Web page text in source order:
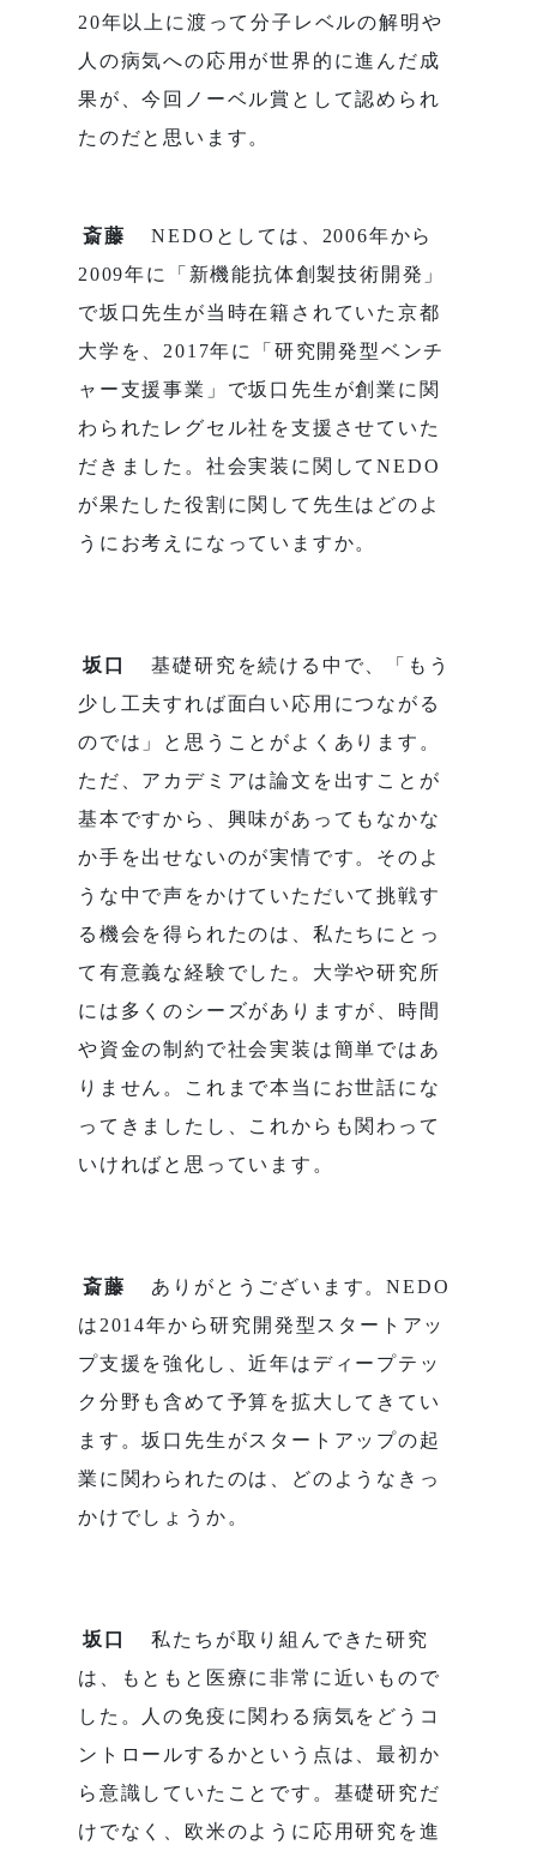
20年以上に渡って分子レベルの解明や
人の病気への応用が世界的に進んだ成
果が、今回ノーベル賞として認められ
たのだと思います。
斎藤
NEDOとしては、2006年から
2009年に「新機能抗体創製技術開発」
で坂口先生が当時在籍されていた京都
大学を、2017年に「研究開発型ベンチ
ャー支援事業」で坂口先生が創業に関
わられたレグセル社を支援させていた
だきました。社会実装に関してNEDO
が果たした役割に関して先生はどのよ
うにお考えになっていますか。
坂口
基礎研究を続ける中で、「もう
少し工夫すれば面白い応用につながる
のでは」と思うことがよくあります。
ただ、アカデミアは論文を出すことが
基本ですから、興味があってもなかな
か手を出せないのが実情です。そのよ
うな中で声をかけていただいて挑戦す
る機会を得られたのは、私たちにとっ
て有意義な経験でした。大学や研究所
には多くのシーズがありますが、時間
や資金の制約で社会実装は簡単ではあ
りません。これまで本当にお世話にな
ってきましたし、これからも関わって
いければと思っています。
斎藤
ありがとうございます。NEDO
は2014年から研究開発型スタートアッ
プ支援を強化し、近年はディープテッ
ク分野も含めて予算を拡大してきてい
ます。坂口先生がスタートアップの起
業に関わられたのは、どのようなきっ
かけでしょうか。
坂口
私たちが取り組んできた研究
は、もともと医療に非常に近いもので
した。人の免疫に関わる病気をどうコ
ントロールするかという点は、最初か
ら意識していたことです。基礎研究だ
けでなく、欧米のように応用研究を進